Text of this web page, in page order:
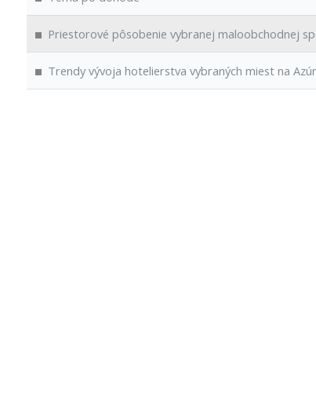
Priestorové pôsobenie vybranej maloobchodnej
Trendy vývoja hotelierstva vybraných miest na